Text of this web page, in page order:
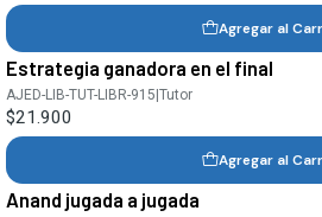
Agregar al
Estrategia ganadora en el final
AJED-LIB-TUT-LIBR-915|Tutor
$21.900
Agregar al
Anand jugada a jugada